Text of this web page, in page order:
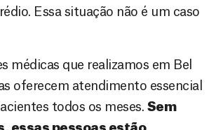
Essa situação não é um caso
médicas que realizamos em Bel
oferecem atendimento essencial
todos os meses. Sem